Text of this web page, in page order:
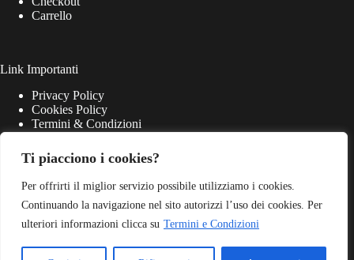
Ti piacciono i cookies?
Per offrirti il miglior servizio possibile utilizziamo i cookies.
Continuando la navigazione nel sito autorizzi l’uso dei cookies. Per
ulteriori informazioni clicca su Termini e Condizioni
Carrello
Link Importanti
Privacy Policy
Cookies Policy
Termini & Condizioni